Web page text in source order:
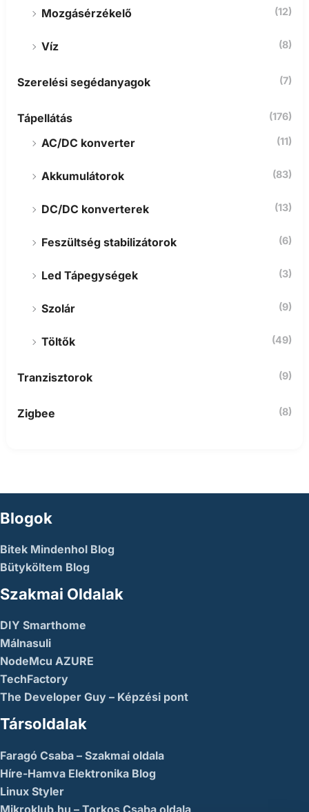
Mozgásérzékelő (12)
Víz (8)
Szerelési segédanyagok (7)
Tápellátás (176)
AC/DC konverter (11)
Akkumulátorok (83)
DC/DC konverterek (13)
Feszültség stabilizátorok (6)
Led Tápegységek (3)
Szolár (9)
Töltők (49)
Tranzisztorok (9)
Zigbee (8)
Blogok
Bitek Mindenhol Blog
Bütyköltem Blog
Szakmai Oldalak
DIY Smarthome
Málnasuli
NodeMcu AZURE
TechFactory
The Developer Guy – Képzési pont
Társoldalak
Faragó Csaba – Szakmai oldala
Híre-Hamva Elektronika Blog
Linux Styler
Mikroklub.hu – Torkos Csaba oldala